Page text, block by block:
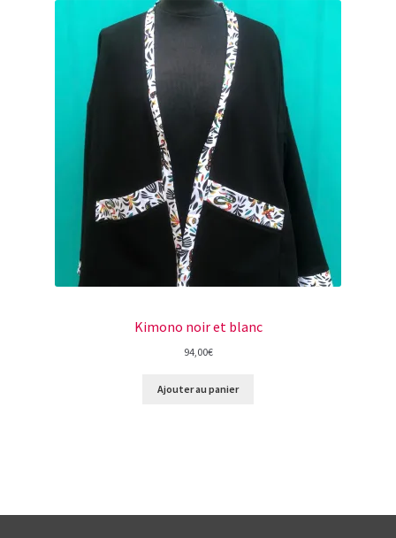
Kimono noir et blanc
94,00€
Ajouter au panier